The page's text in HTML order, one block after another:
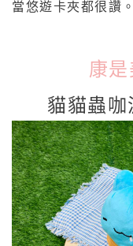
當悠遊卡夾都很讚。
康是
貓貓蟲咖